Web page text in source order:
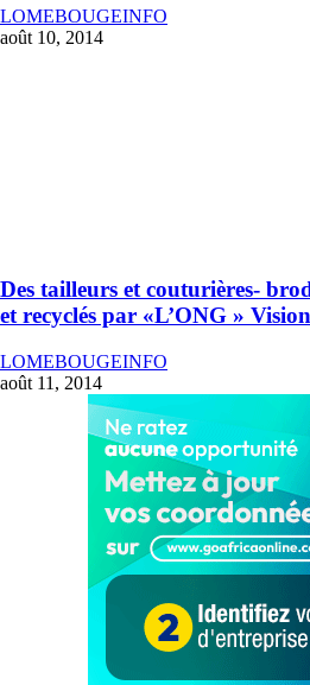
LOMEBOUGEINFO
août 10, 2014
Des tailleurs et couturières-
et recyclés par «L’ONG »
LOMEBOUGEINFO
août 11, 2014